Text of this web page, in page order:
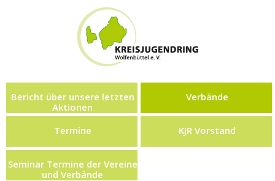
Bericht über unsere letzten
Aktionen
Termine
Seminar Termine der Vereine
und Verbände
Verbände
KJR Vorstand